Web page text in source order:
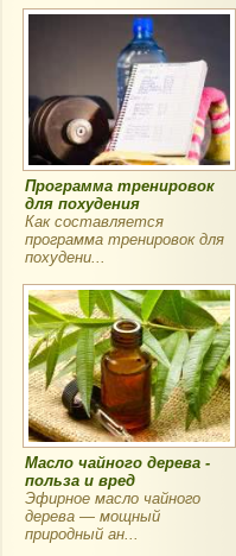
Программа тренировок
для похудения
Как составляется
программа тренировок для
похудени...
Масло чайного дерева -
польза и вред
Эфирное масло чайного
дерева — мощный
природный ан...